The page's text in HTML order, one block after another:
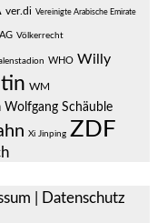
ver.di Vereinigte Arabische Emirate
Völkerrecht
WHO Willy
WM
Wolfgang Schäuble
Xi Jinping ZDF
Datenschutz